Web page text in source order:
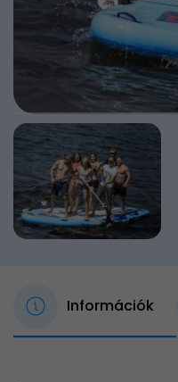
Információk